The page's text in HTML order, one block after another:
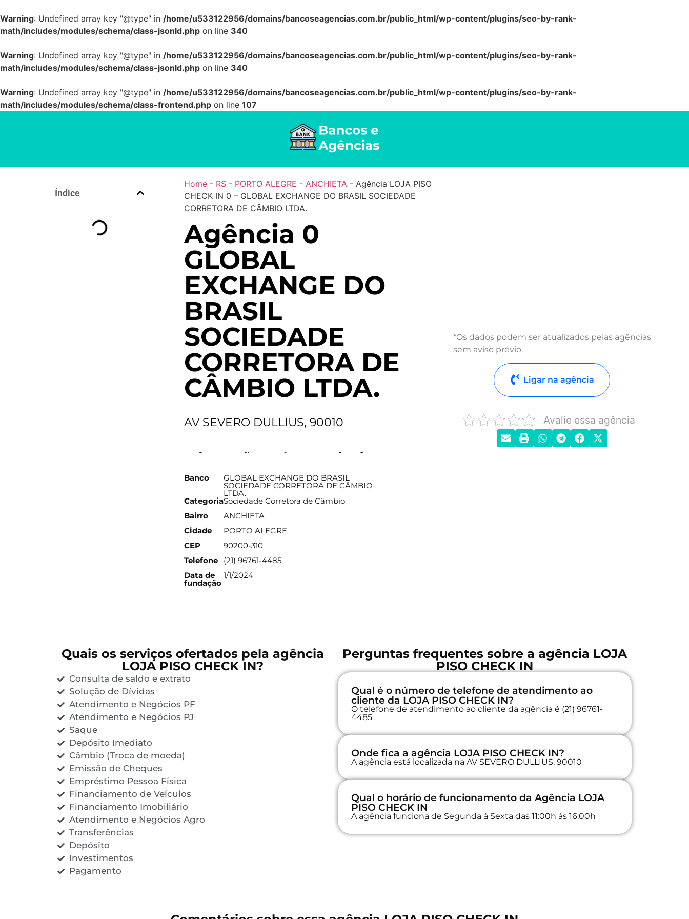
Warning: Undefined array key "@type" in /home/u533122956/domains/bancoseagencias.com.br/public_html/wp-content/plugins/seo-by-rank-
math/includes/modules/schema/class-jsonld.php on line 340
Warning: Undefined array key "@type" in /home/u533122956/domains/bancoseagencias.com.br/public_html/wp-content/plugins/seo-by-rank-
math/includes/modules/schema/class-jsonld.php on line 340
Warning: Undefined array key "@type" in /home/u533122956/domains/bancoseagencias.com.br/public_html/wp-content/plugins/seo-by-rank-
math/includes/modules/schema/class-frontend.php on line 107
Índice
Home- RS- PORTO ALEGRE - ANCHIETA - Agência LOJA PISO
CHECK IN 0 – GLOBAL EXCHANGE DO BRASIL SOCIEDADE
CORRETORA DE CÂMBIO LTDA.
Agência 0
GLOBAL
EXCHANGE DO
BRASIL
SOCIEDADE
CORRETORA DE
CÂMBIO LTDA.
AV SEVERO DULLIUS, 90010
Informações sobre a agência
Banco GLOBAL EXCHANGE DO BRASIL
SOCIEDADE CORRETORA DE CÂMBIO
LTDA.
CategoriaSociedade Corretora de Câmbio
Bairro
ANCHIETA
Cidade
PORTO ALEGRE
CEP
90200-310
Telefone
(21) 96761-4485
Data de
fundação
1/1/2024
*Os dados podem ser atualizados pelas agências
sem aviso prévio.
Ligar na agência
Avalie essa agência
Quais os serviços ofertados pela agência
LOJA PISO CHECK IN?
Consulta de saldo e extrato
Solução de Dívidas
Atendimento e Negócios PF
Atendimento e Negócios PJ
Saque
Depósito Imediato
Câmbio (Troca de moeda)
Emissão de Cheques
Empréstimo Pessoa Física
Financiamento de Veículos
Financiamento Imobiliário
Atendimento e Negócios Agro
Transferências
Depósito
Investimentos
Pagamento
Perguntas frequentes sobre a agência LOJA
PISO CHECK IN
Qual é o número de telefone de atendimento ao
cliente da LOJA PISO CHECK IN?
O telefone de atendimento ao cliente da agência é (21) 96761-
4485
Onde fica a agência LOJA PISO CHECK IN?
A agência está localizada na AV SEVERO DULLIUS, 90010
Qual o horário de funcionamento da Agência LOJA
PISO CHECK IN
A agência funciona de Segunda à Sexta das 11:00h às 16:00h